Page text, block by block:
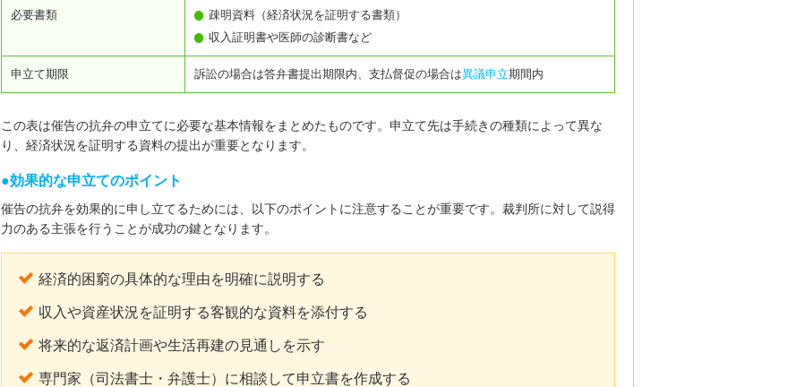
必要書類
疎明資料（経済状況を証明する書類）
収入証明書や医師の診断書など
申立て期限 訴訟の場合は答弁書提出期限内、支払督促の場合は異議申立期間内
この表は催告の抗弁の申立てに必要な基本情報をまとめたものです。申立て先は手続きの種類によって異な
り、経済状況を証明する資料の提出が重要となります。
効果的な申立てのポイント
催告の抗弁を効果的に申し立てるためには、以下のポイントに注意することが重要です。裁判所に対して説得
力のある主張を行うことが成功の鍵となります。
経済的困窮の具体的な理由を明確に説明する
収入や資産状況を証明する客観的な資料を添付する
将来的な返済計画や生活再建の見通しを示す
専門家（司法書士・弁護士）に相談して申立書を作成する